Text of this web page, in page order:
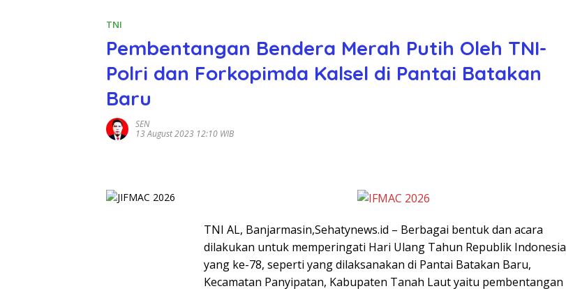
TNI
Pembentangan Bendera Merah Putih Oleh TNI-
Polri dan Forkopimda Kalsel di Pantai Batakan
Baru
SEN
13 August 2023 12:10 WIB
TNI AL, Banjarmasin,Sehatynews.id – Berbagai bentuk dan acara
dilakukan untuk memperingati Hari Ulang Tahun Republik Indonesia
yang ke-78, seperti yang dilaksanakan di Pantai Batakan Baru,
Kecamatan Panyipatan, Kabupaten Tanah Laut yaitu pembentangan